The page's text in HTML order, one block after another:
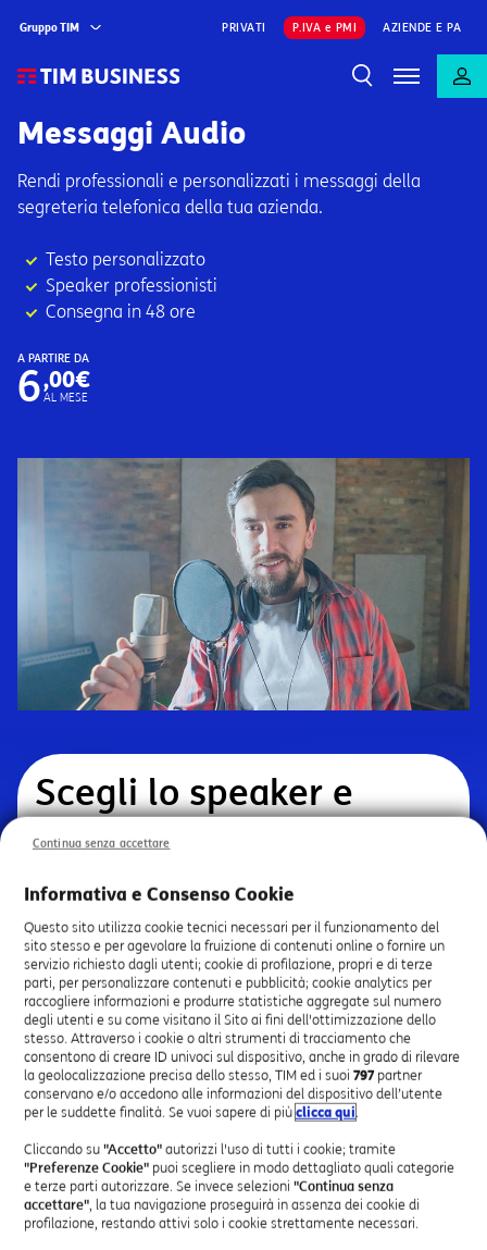
Gruppo TIM PRIVATI P.IVA e PMI AZIENDE E PA
Messaggi Audio
Rendi professionali e personalizzati i messaggi della
segreteria telefonica della tua azienda.
Testo personalizzato
Speaker professionisti
Consegna in 48 ore
A PARTIRE DA
6,00€
AL MESE
Scegli lo speaker e
personalizza il tuo
messaggio audio
aziendale
La segreteria telefonica aziendale avrà le voci di
speaker professionisti e doppiatori madrelingua,
differenziando il primo momento di contatto con i
clienti e migliorando la percezione di professionalità
della tua attività.
Scrivi il messaggio
Scrivi il testo del messaggio da registrare oppure
ascolta alcuni esempi per prendere spunto.
Personalizza la registrazione
Informativa e Consenso Cookie
Questo sito utilizza cookie tecnici necessari per il funzionamento del
sito stesso e per agevolare la fruizione di contenuti online o fornire un
servizio richiesto dagli utenti; cookie di profilazione, propri e di terze
parti, per personalizzare contenuti e pubblicità; cookie analytics per
raccogliere informazioni e produrre statistiche aggregate sul numero
degli utenti e su come visitano il Sito ai fini dell'ottimizzazione dello
stesso. Attraverso i cookie o altri strumenti di tracciamento che
consentono di creare ID univoci sul dispositivo, anche in grado di rilevare
la geolocalizzazione precisa dello stesso, TIM ed i suoi 797partner
conservano e/o accedono alle informazioni del dispositivo dell’utente
per le suddette finalità. Se vuoi sapere di piùclicca qui.
Cliccando su "Accetto" autorizzi l'uso di tutti i cookie; tramite
"Preferenze Cookie" puoi scegliere in modo dettagliato quali categorie
e terze parti autorizzare. Se invece selezioni "Continua senza
accettare", la tua navigazione proseguirà in assenza dei cookie di
profilazione, restando attivi solo i cookie strettamente necessari.
Continua senza accettare